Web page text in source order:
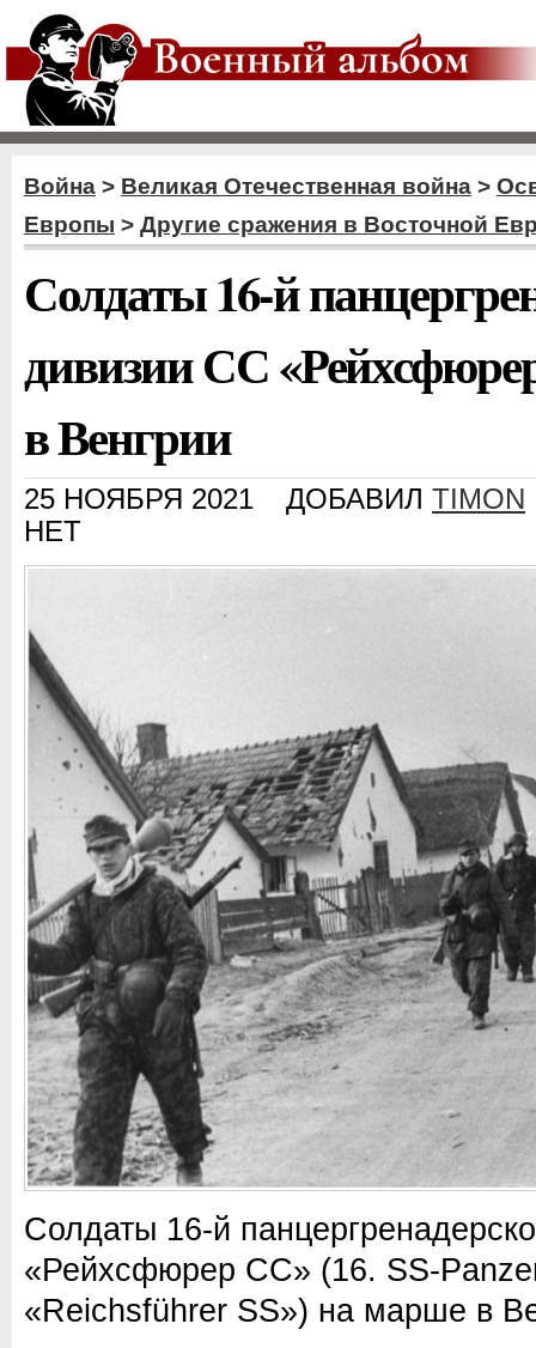
Война > Великая Отечественная война >
Европы > Другие сражения в Восточной
Солдаты 16-й
дивизии СС
в Венгрии
25 НОЯБРЯ 2021 ДОБАВИЛ TIMON
НЕТ
Солдаты 16-й
«Рейхсфюрер СС» (16. SS-
«Reichsführer SS») на марше в